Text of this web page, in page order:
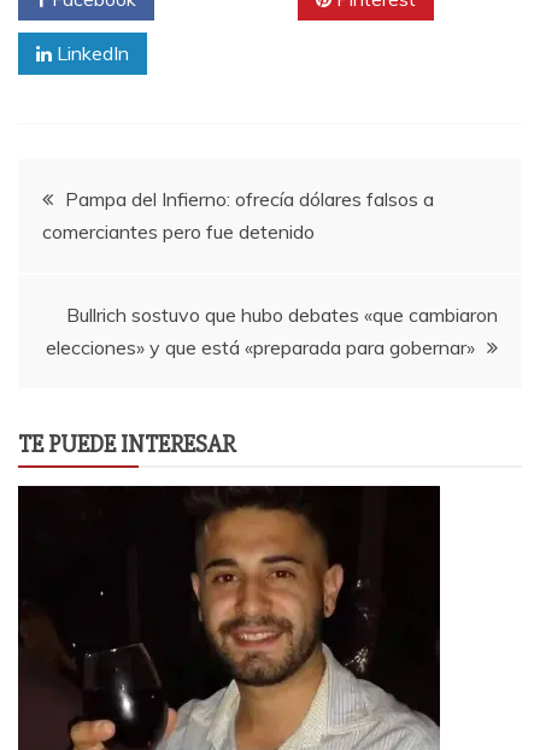
LinkedIn
Navegación
de
entradas
Pampa del Infierno: ofrecía dólares falsos a
comerciantes pero fue detenido
Bullrich sostuvo que hubo debates «que cambiaron
elecciones» y que está «preparada para gobernar»
TE PUEDE INTERESAR